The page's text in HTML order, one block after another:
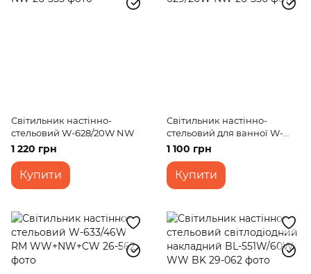
Світильник настінно-
стельовий W-628/20W NW
1 220 грн
Купити
Світильник настінно-
стельовий для ванної W-
629/20W NW
1 100 грн
Купити